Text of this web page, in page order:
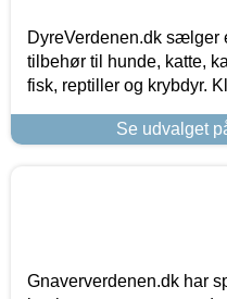
DyreVerdenen.dk sælger
tilbehør til hunde, katte,
fisk, reptiller og krybdyr.
Se udvalget
Gnaververdenen.dk har